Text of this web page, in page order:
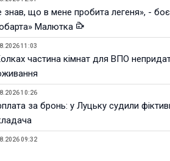
знав, що в мене пробита легеня», -
Малютка
11:03
частина кімнат для ВПО
10:26
за бронь: у Луцьку судили
09:32